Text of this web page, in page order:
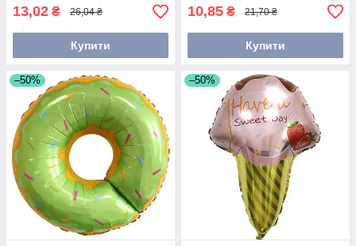
13,02 ₴ 26,04 ₴
Купити
10,85 ₴ 21,70 ₴
Купити
–50% –50%